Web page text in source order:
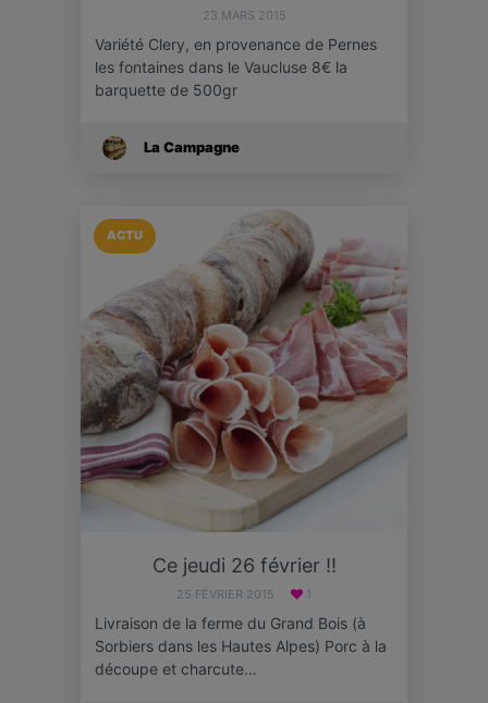
23 MARS 2015
Variété Clery, en provenance de Pernes
les fontaines dans le Vaucluse 8€ la
barquette de 500gr
La Campagne
ACTU
Ce jeudi 26 février !!
25 FÉVRIER 2015 1
Livraison de la ferme du Grand Bois (à
Sorbiers dans les Hautes Alpes) Porc à la
découpe et charcute…